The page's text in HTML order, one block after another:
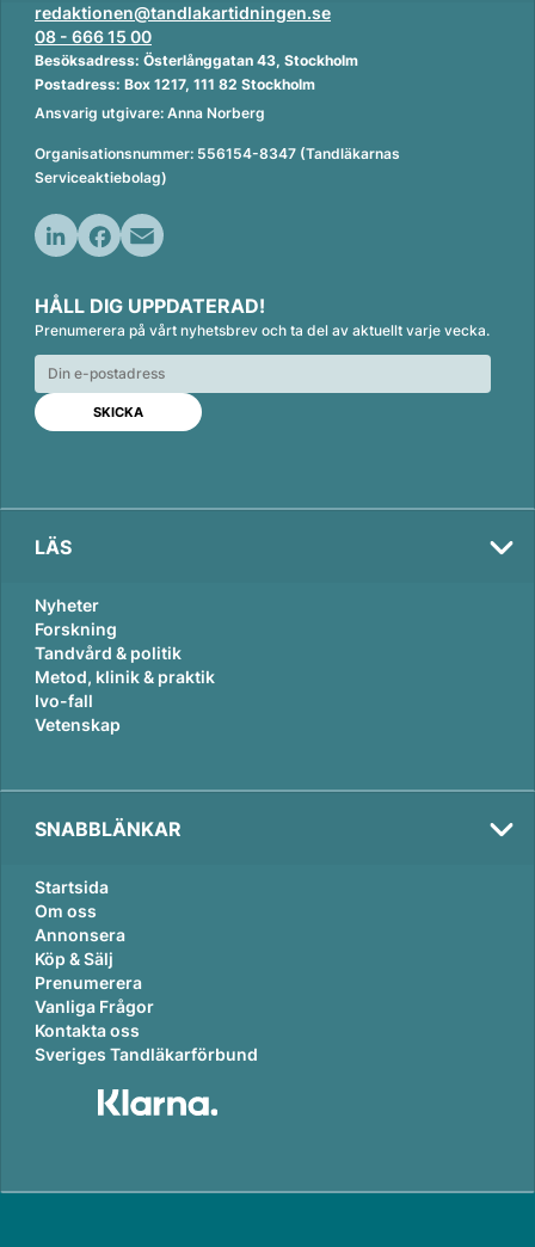
redaktionen@tandlakartidningen.se
08 - 666 15 00
Besöksadress: Österlånggatan 43, Stockholm
Postadress: Box 1217, 111 82 Stockholm
Ansvarig utgivare: Anna Norberg
Organisationsnummer: 556154-8347 (Tandläkarnas
Serviceaktiebolag)
n
k
e
d
n
c
e
b
o
o
k
a
i
l
HÅLL DIG UPPDATERAD!
Prenumerera på vårt nyhetsbrev och ta del av aktuellt varje vecka.
LÄS
Nyheter
Forskning
Tandvård & politik
Metod, klinik & praktik
Ivo-fall
Vetenskap
SNABBLÄNKAR
Startsida
Om oss
Annonsera
Köp & Sälj
Prenumerera
Vanliga Frågor
Kontakta oss
Sveriges Tandläkarförbund